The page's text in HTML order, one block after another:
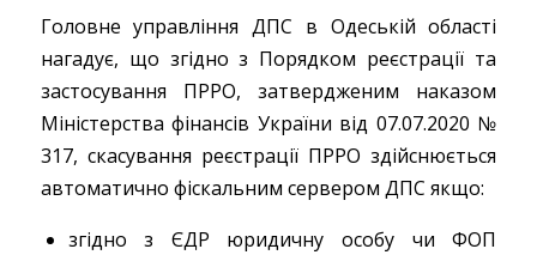
Головне управління ДПС в Одеській області
нагадує, що згідно з Порядком реєстрації та
застосування ПРРО, затвердженим наказом
Міністерства фінансів України від 07.07.2020 №
317, скасування реєстрації ПРРО здійснюється
автоматично фіскальним сервером ДПС якщо:
згідно з ЄДР юридичну особу чи ФОП